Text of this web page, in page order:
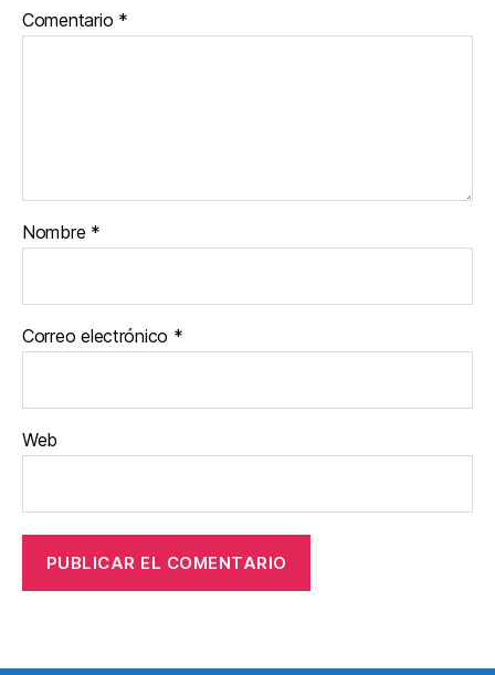
Comentario *
Nombre *
Correo electrónico *
Web